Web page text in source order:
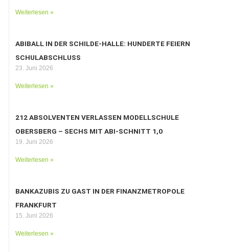
Weiterlesen »
ABIBALL IN DER SCHILDE-HALLE: HUNDERTE FEIERN
SCHULABSCHLUSS
23. Juni 2026
Weiterlesen »
212 ABSOLVENTEN VERLASSEN MODELLSCHULE
OBERSBERG – SECHS MIT ABI-SCHNITT 1,0
19. Juni 2026
Weiterlesen »
BANKAZUBIS ZU GAST IN DER FINANZMETROPOLE
FRANKFURT
15. Juni 2026
Weiterlesen »